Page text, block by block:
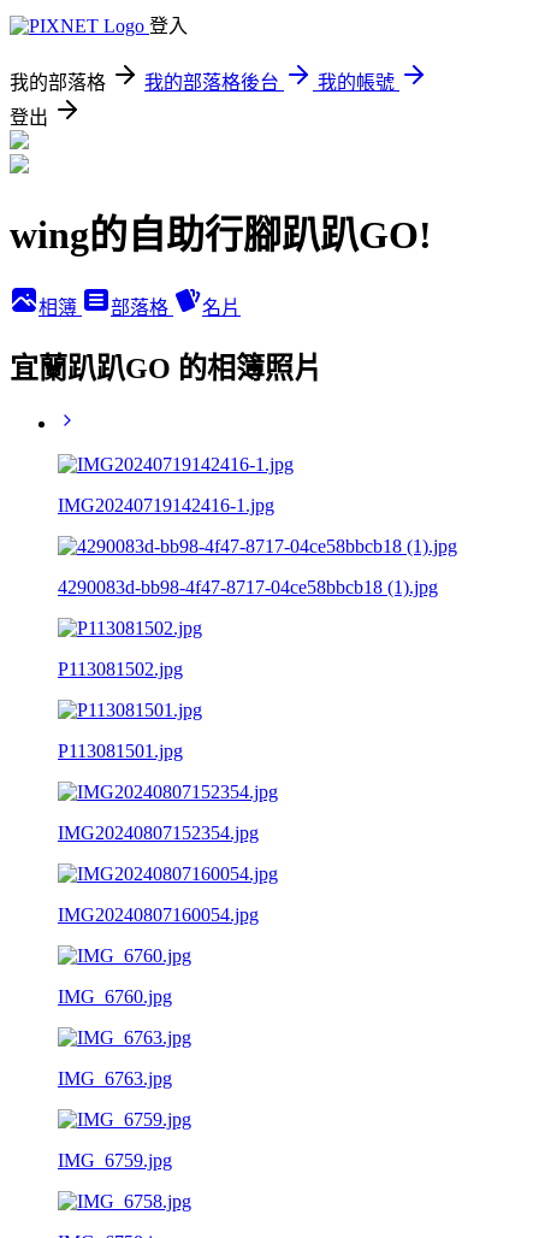
登入
我的部落格 我的部落格後台
我的帳號
登出
wing的自助行腳趴趴GO!
相簿 部落格 名片
宜蘭趴趴GO 的相簿照片
IMG20240719142416-1.jpg
4290083d-bb98-4f47-8717-04ce58bbcb18 (1).jpg
P113081502.jpg
P113081501.jpg
IMG20240807152354.jpg
IMG20240807160054.jpg
IMG_6760.jpg
IMG_6763.jpg
IMG_6759.jpg